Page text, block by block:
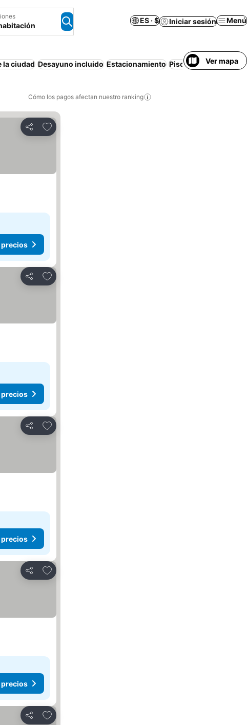
ES · $ Iniciar sesión Menú
la ciudad Desayuno incluido Estacionamiento Piscina Apartamento
Ver mapa
Cómo los pagos afectan nuestro ranking
Compartir
Agregar a favoritos
precios
Compartir
Agregar a favoritos
precios
Compartir
Agregar a favoritos
precios
Compartir
Agregar a favoritos
precios
Compartir
Agregar a favoritos